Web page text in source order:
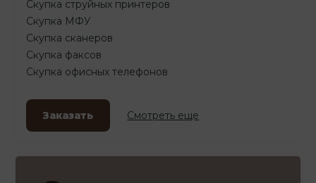
Скупка струйных принтеров
Скупка МФУ
Скупка сканеров
Скупка факсов
Скупка офисных телефонов
Заказать Смотреть еще